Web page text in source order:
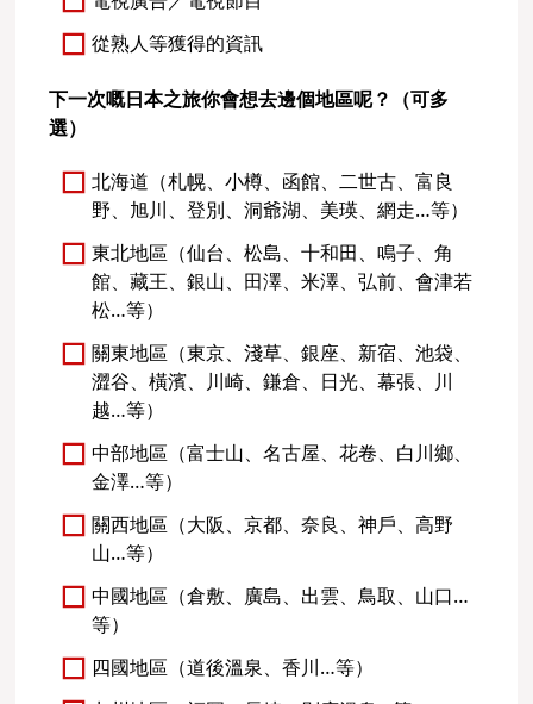
從熟人等獲得的資訊
下一次嘅日本之旅你會想去邊個地區呢？（可多
選）
北海道（札幌、小樽、函館、二世古、富良
野、旭川、登別、洞爺湖、美瑛、網走…等）
東北地區（仙台、松島、十和田、鳴子、角
館、藏王、銀山、田澤、米澤、弘前、會津若
松…等）
關東地區（東京、淺草、銀座、新宿、池袋、
澀谷、橫濱、川崎、鎌倉、日光、幕張、川
越…等）
中部地區（富士山、名古屋、花卷、白川鄉、
金澤…等）
關西地區（大阪、京都、奈良、神戶、高野
山…等）
中國地區（倉敷、廣島、出雲、鳥取、山口…
等）
四國地區（道後溫泉、香川…等）